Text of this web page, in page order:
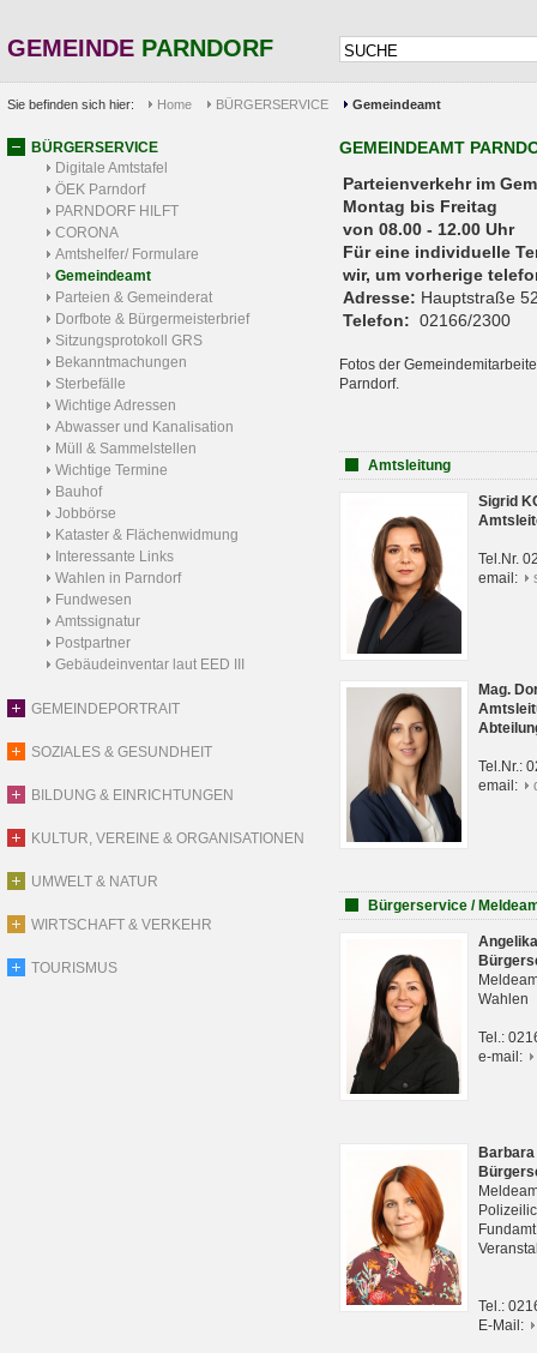
GEMEINDE PARNDORF
Sie befinden sich hier: Home BÜRGERSERVICE Gemeindeamt
BÜRGERSERVICE
Digitale Amtstafel
ÖEK Parndorf
PARNDORF HILFT
CORONA
Amtshelfer/ Formulare
Gemeindeamt
Parteien & Gemeinderat
Dorfbote & Bürgermeisterbrief
Sitzungsprotokoll GRS
Bekanntmachungen
Sterbefälle
Wichtige Adressen
Abwasser und Kanalisation
Müll & Sammelstellen
Wichtige Termine
Bauhof
Jobbörse
Kataster & Flächenwidmung
Interessante Links
Wahlen in Parndorf
Fundwesen
Amtssignatur
Postpartner
Gebäudeinventar laut EED III
GEMEINDEPORTRAIT
SOZIALES & GESUNDHEIT
BILDUNG & EINRICHTUNGEN
KULTUR, VEREINE & ORGANISATIONEN
UMWELT & NATUR
WIRTSCHAFT & VERKEHR
TOURISMUS
GEMEINDEAMT
Parteienverkehr
Montag bis Freitag
von 08.00 - 12.00 Uhr
Für eine individuelle
wir, um vorherige
Adresse: Hauptstraße
Telefon: 02166/2300
Fotos der
Parndorf.
Amtsleitung
Sigrid
Tel.Nr.
email:
Mag.
Tel.Nr.:
email:
Bürgerservice /
Wahlen
Tel.:
e-mail:
Tel.:
E-Mail: